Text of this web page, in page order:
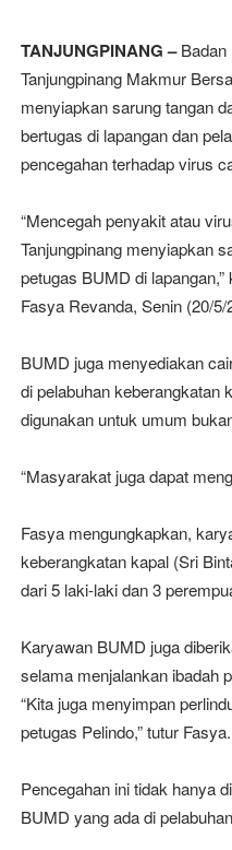
TANJUNGPINANG –Badan
Tanjungpinang Makmur
menyiapkan sarung tangan
bertugas di lapangan dan
pencegahan terhadap virus
“Mencegah penyakit atau
Tanjungpinang menyiapkan
petugas BUMD di
Fasya Revanda, Senin (20/5/
BUMD juga menyediakan
di pelabuhan keberangkatan
digunakan untuk umum
“Masyarakat juga dapat
Fasya mengungkapkan,
keberangkatan kapal (Sri
dari 5 laki-laki dan 3
Karyawan BUMD juga
selama menjalankan ibadah
“Kita juga menyimpan
petugas Pelindo,” tutur Fasya.
Pencegahan ini tidak hanya
BUMD yang ada di